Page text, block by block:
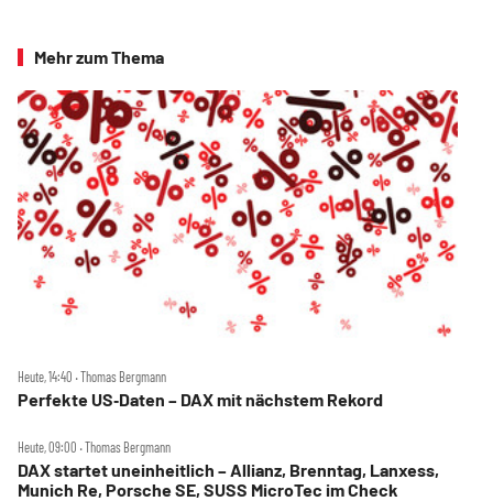
Mehr zum Thema
Heute, 14:40 ‧ Thomas Bergmann
Perfekte US‑Daten – DAX mit nächstem Rekord
Heute, 09:00 ‧ Thomas Bergmann
DAX startet uneinheitlich – Allianz, Brenntag, Lanxess,
Munich Re, Porsche SE, SUSS MicroTec im Check